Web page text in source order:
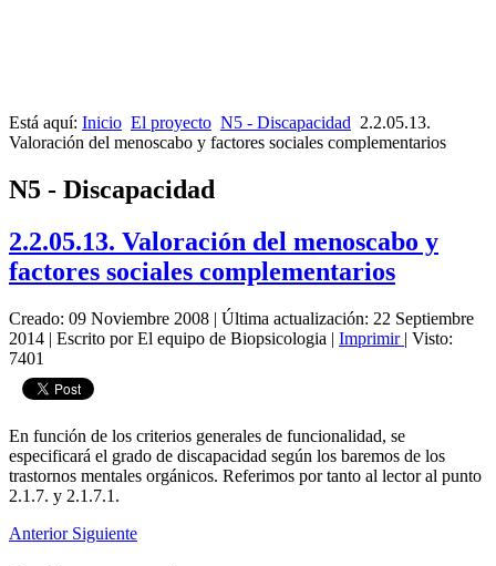
Está aquí: Inicio El proyecto N5 - Discapacidad 2.2.05.13.
Valoración del menoscabo y factores sociales complementarios
N5 - Discapacidad
2.2.05.13. Valoración del menoscabo y
factores sociales complementarios
Creado: 09 Noviembre 2008 | Última actualización: 22 Septiembre
2014 | Escrito por El equipo de Biopsicologia | Imprimir | Visto:
7401
En función de los criterios generales de funcionalidad, se
especificará el grado de discapacidad según los baremos de los
trastornos mentales orgánicos. Referimos por tanto al lector al punto
2.1.7. y 2.1.7.1.
Anterior Siguiente